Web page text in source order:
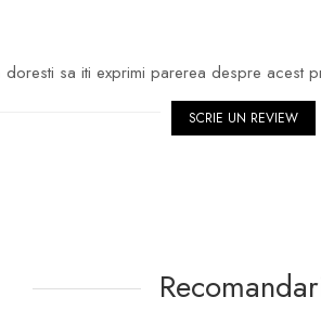
doresti sa iti exprimi parerea despre acest
SCRIE UN REVIEW